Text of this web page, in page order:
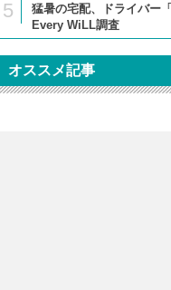
5
猛暑の宅配、ドライバー
Every WiLL調査
オススメ記事